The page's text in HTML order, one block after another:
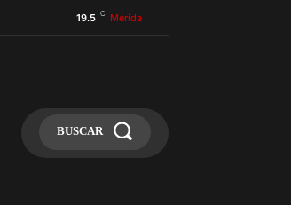
19.5 C Mérida
BUSCAR